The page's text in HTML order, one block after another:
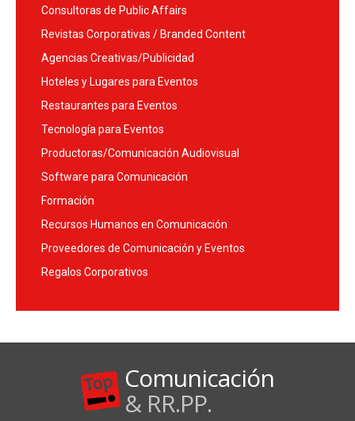
Consultoras de Public Affairs
Revistas Corporativas / Branded Content
Agencias Creativas/Publicidad
Hoteles y Lugares para Eventos
Restaurantes para Eventos
Tecnología para Eventos
Productoras/Comunicación Audiovisual
Software para Comunicación
Formación
Recursos Humanos en Comunicación
Proveedores de Comunicación y Eventos
Regalos Corporativos
Comunicación
& RR.PP.